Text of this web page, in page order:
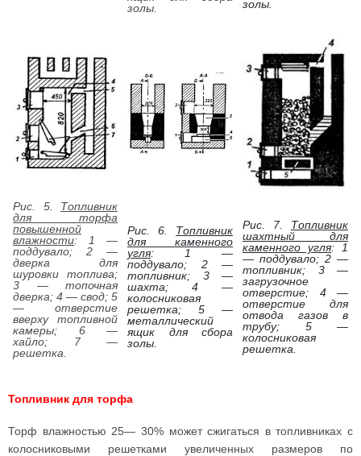
золы.
золы.
Рис. 5. Топливник
для торфа
повышенной
влажности: 1 —
поддувало; 2 —
дверка для
шуровки топлива;
3 — топочная
дверка; 4 — свод; 5
— отверстие
вверху топливной
камеры; 6 —
хайло; 7 —
решетка.
Рис. 6. Топливник
для каменного
угля: 1 —
поддувало; 2 —
топливник; 3 —
шахта; 4 —
колосниковая
решетка; 5 —
металлический
ящик для сбора
золы.
Рис. 7. Топливник
шахтный для
каменного угля: 1
— поддувало; 2 —
топливник; 3 —
загрузочное
отверстие; 4 —
отверстие для
отвода газов в
трубу; 5 —
колосниковая
решетка.
Топливник для торфа
Торф влажностью 25— 30% может сжигаться в топливниках с
колосниковыми решетками увеличенных размеров по